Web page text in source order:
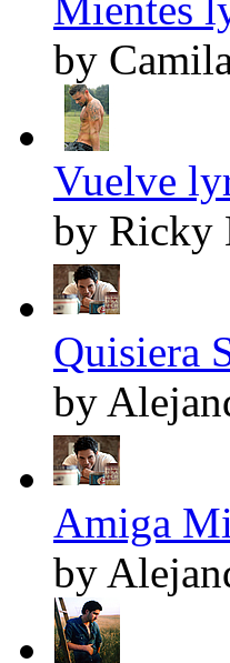
Mientes
by
Vuelve
by Ricky
Quisiera
by
Amiga
by